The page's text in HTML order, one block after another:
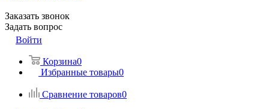
Заказать звонок
Задать вопрос
Войти
Корзина0
Избранные товары0
Сравнение товаров0